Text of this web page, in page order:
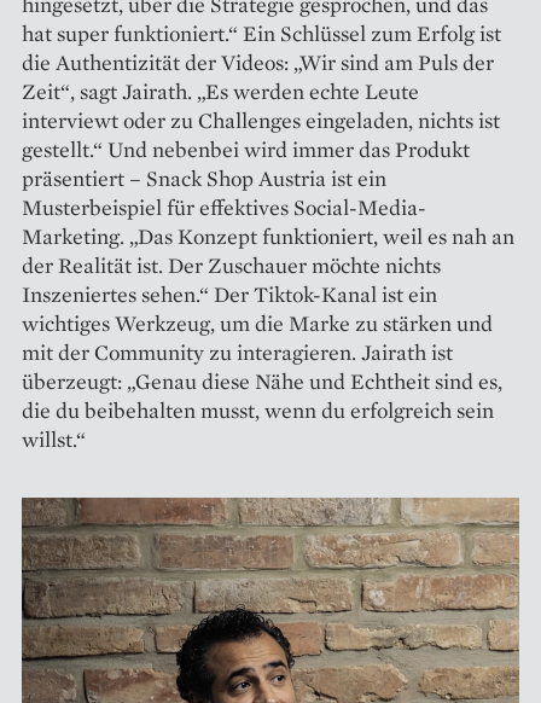
hat super funktioniert.“ Ein Schlüssel zum Erfolg ist
die Authentizität der Videos: „Wir sind am Puls der
Zeit“, sagt Jairath. „Es werden echte Leute
interviewt oder zu Challenges eingeladen, nichts ist
gestellt.“ Und nebenbei wird immer das Produkt
präsentiert – Snack Shop Austria ist ein
Musterbeispiel für effektives Social-Media-
Marketing. „Das Konzept funktioniert, weil es nah an
der Realität ist. Der Zuschauer möchte nichts
Inszeniertes sehen.“ Der Tiktok-Kanal ist ein
wichtiges Werkzeug, um die Marke zu stärken und
mit der Community zu interagieren. Jairath ist
überzeugt: „Genau diese Nähe und Echtheit sind es,
die du beibehalten musst, wenn du erfolgreich sein
willst.“